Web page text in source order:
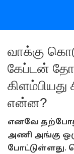
வாக்கு
கேப்டன்
என்ன?
எனவே
அணி அங்கு
போட்டுள்ளது.